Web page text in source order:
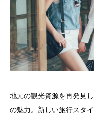
地元の観光資源を再発見
の魅力。新しい旅行スタ